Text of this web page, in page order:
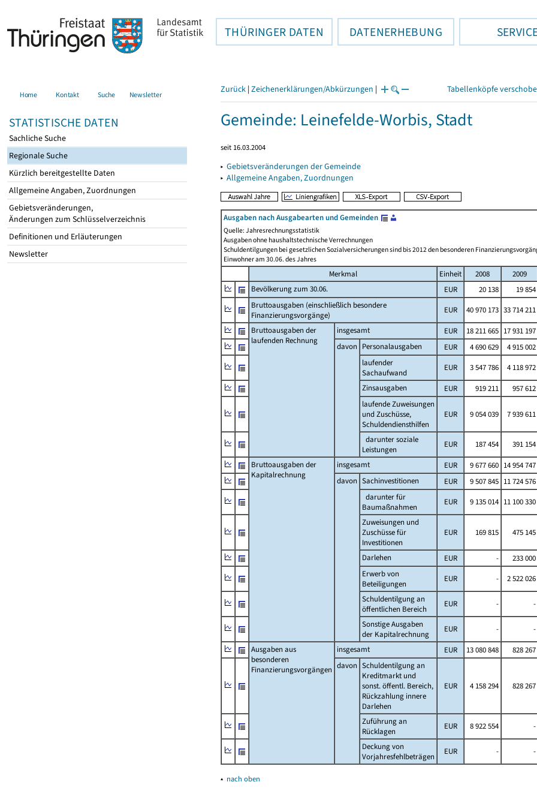
THÜRINGER DATEN DATENERHEBUNG
Home Kontakt Suche Newsletter
STATISTISCHE DATEN
Sachliche Suche
Regionale Suche
Kürzlich bereitgestellte Daten
Allgemeine Angaben, Zuordnungen
Gebietsveränderungen,
Änderungen zum Schlüsselverzeichnis
Definitionen und Erläuterungen
Newsletter
Zurück | Zeichenerklärungen/Abkürzungen | Tabellenköpfe
Gemeinde: Leinefelde-Worbis, Stadt
seit 16.03.2004
▸ Gebietsveränderungen der Gemeinde
▸ Allgemeine Angaben, Zuordnungen
Ausgaben nach Ausgabearten und Gemeinden
Quelle: Jahresrechnungsstatistik
Ausgaben ohne haushaltstechnische Verrechnungen
Schuldentilgungen bei gesetzlichen Sozialversicherungen sind bis 2012 den besonderen
Einwohner am 30.06. des Jahres
Merkmal Einheit 2008 2009
Bevölkerung zum 30.06.
EUR 20 138 19 854
Bruttoausgaben (einschließlich besondere
Finanzierungsvorgänge)
EUR 40 970 173 33 714 211
Bruttoausgaben der
laufenden Rechnung
insgesamt EUR 18 211 665 17 931 197
davon Personalausgaben EUR 4 690 629 4 915 002
laufender
Sachaufwand
EUR 3 547 786 4 118 972
Zinsausgaben
EUR 919 211 957 612
laufende Zuweisungen
und Zuschüsse,
Schuldendiensthilfen
EUR 9 054 039 7 939 611
darunter soziale
Leistungen
EUR 187 454 391 154
Bruttoausgaben der
Kapitalrechnung
insgesamt EUR 9 677 660 14 954 747
davon Sachinvestitionen EUR 9 507 845 11 724 576
darunter für
Baumaßnahmen
EUR 9 135 014 11 100 330
Zuweisungen und
Zuschüsse für
Investitionen
EUR 169 815 475 145
Darlehen EUR - 233 000
Erwerb von
Beteiligungen
EUR - 2 522 026
Schuldentilgung an
öffentlichen Bereich
EUR - -
Sonstige Ausgaben
der Kapitalrechnung
EUR - -
Ausgaben aus
besonderen
Finanzierungsvorgängen
insgesamt EUR 13 080 848 828 267
davon Schuldentilgung an
Kreditmarkt und
sonst. öffentl. Bereich,
Rückzahlung innere
Darlehen
EUR 4 158 294 828 267
Zuführung an
Rücklagen
EUR 8 922 554 -
Deckung von
Vorjahresfehlbeträgen
EUR - -
▴ nach oben